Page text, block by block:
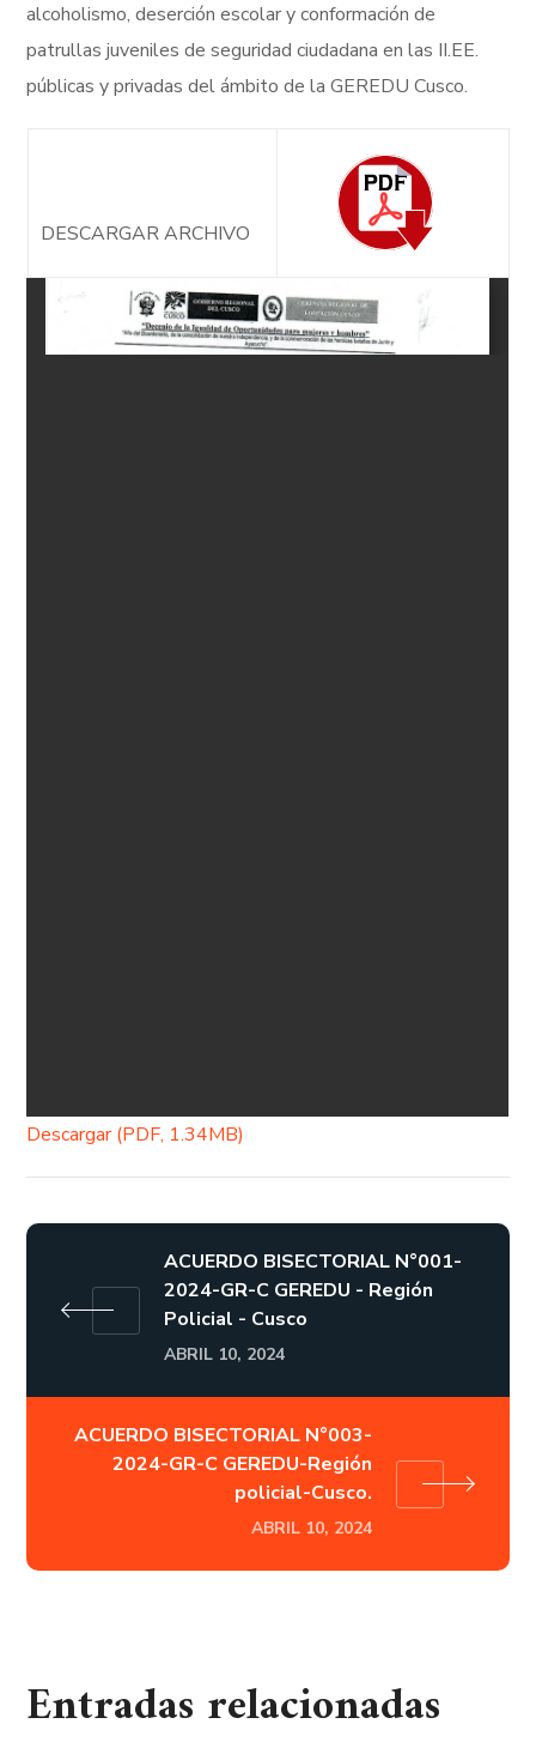
alcoholismo, deserción escolar y conformación de
patrullas juveniles de seguridad ciudadana en las II.EE.
públicas y privadas del ámbito de la GEREDU Cusco.
DESCARGAR ARCHIVO
Descargar (PDF, 1.34MB)
ACUERDO BISECTORIAL N°001-
2024-GR-C GEREDU - Región
Policial - Cusco
ABRIL 10, 2024
ACUERDO BISECTORIAL N°003-
2024-GR-C GEREDU-Región
policial-Cusco.
ABRIL 10, 2024
Entradas relacionadas